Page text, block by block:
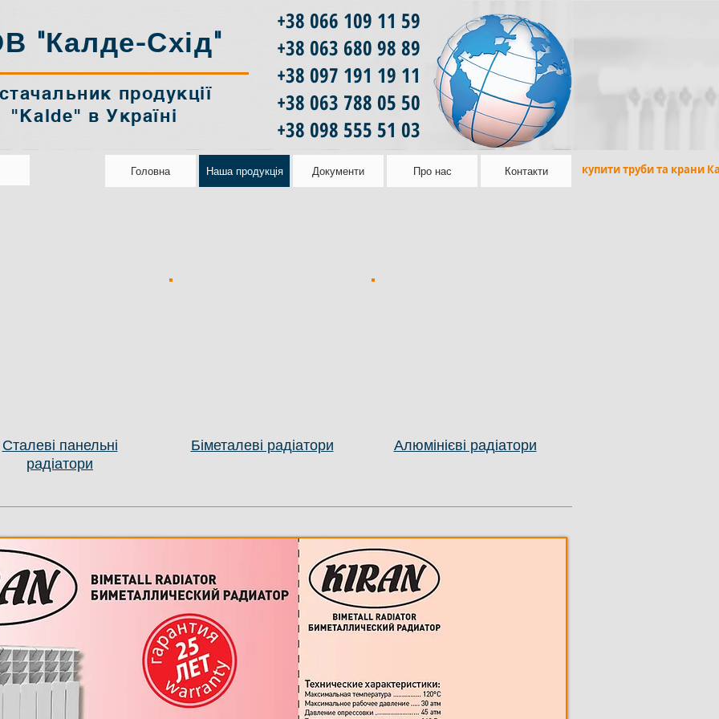
"Калде-Схід"
продукції
"Kalde" в Україні
+38 066 109 11 59
+38 063 680 98 89
+38 097 191 19 11
‎+38 063 788 05 50
+38 098 555 51 03
Головна Наша продукція Документи Про нас Контакти купити труби та крани
Сталеві панельні
радіатори
Біметалеві радіатори Алюмінієві радіатори